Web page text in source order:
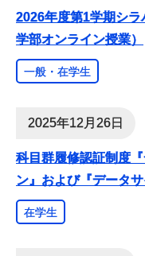
2026年度第1学期シ
学部オンライン授業）
一般・在学生
2025年12月26日
科目群履修認証制度
ン』および『データ
在学生